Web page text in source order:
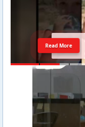
Read More